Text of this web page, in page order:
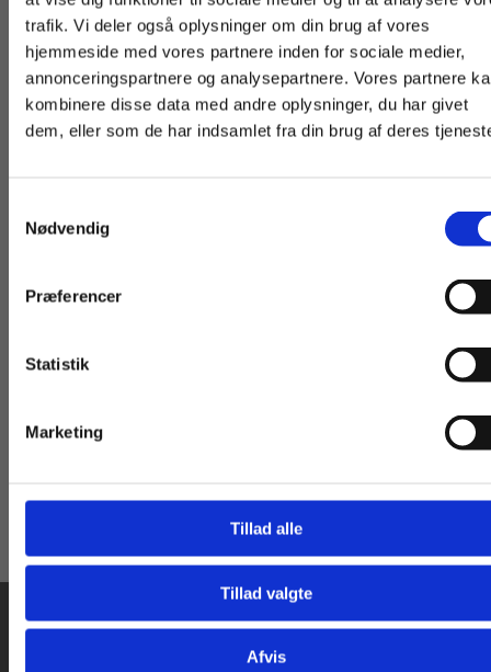
trafik. Vi deler også oplysninger om din brug af vores
hjemmeside med vores partnere inden for sociale medier,
annonceringspartnere og analysepartnere. Vores partnere
kombinere disse data med andre oplysninger, du har givet
dem, eller som de har indsamlet fra din brug af deres
Nødvendig
Præferencer
Statistik
Marketing
Tillad alle
Tillad valgte
Afvis
Fra
Digitale
Fagpakke til
For privatkunder og
studerende. Du får
vist priser inkl.
For institutioner og
virksomheder. Du
får vist priser ekskl.
Gå til praxisOnline